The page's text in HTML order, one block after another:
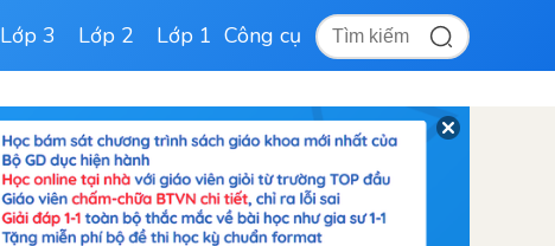
Lớp 3 Lớp 2 Lớp 1 Công cụ